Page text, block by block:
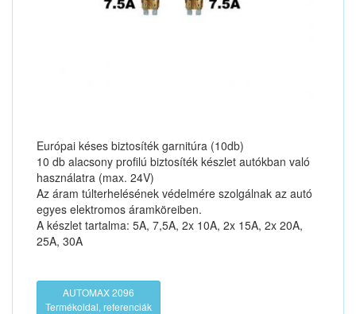
Európai késes biztosíték garnitúra (10db)
10 db alacsony profilú biztosíték készlet autókban való
használatra (max. 24V)
Az áram túlterhelésének védelmére szolgálnak az autó
egyes elektromos áramköreiben.
A készlet tartalma: 5A, 7,5A, 2x 10A, 2x 15A, 2x 20A,
25A, 30A
AUTOMAX 2096
Termékoldal, referenciák